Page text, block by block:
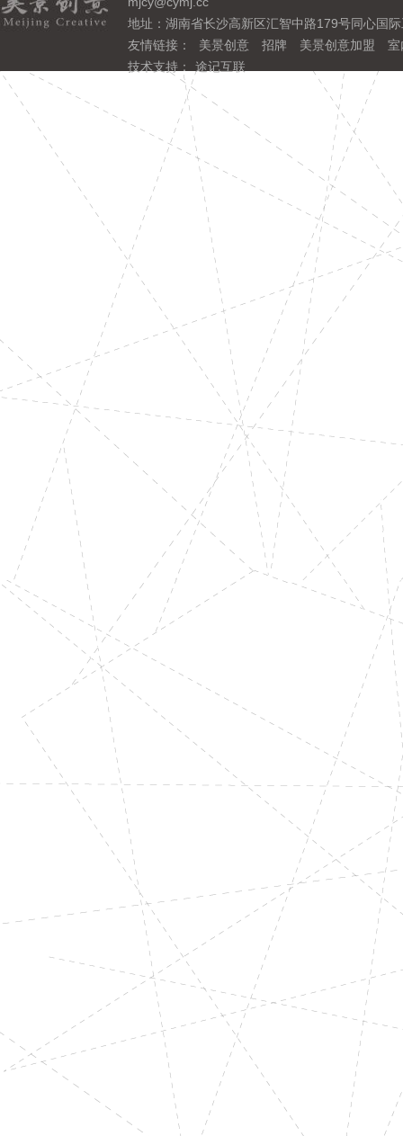
地址：湖南省长沙高新区汇智中路179号同心国
友情链接：
美景创意 招牌 美景创意加盟
室
技术支持：
途记互联